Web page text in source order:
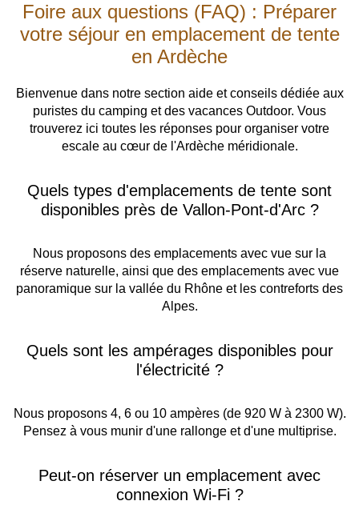
Foire aux questions (FAQ) : Préparer
votre séjour en emplacement de tente
en Ardèche
Bienvenue dans notre section aide et conseils dédiée aux
puristes du camping et des vacances Outdoor. Vous
trouverez ici toutes les réponses pour organiser votre
escale au cœur de l'Ardèche méridionale.
Quels types d'emplacements de tente sont
disponibles près de Vallon-Pont-d'Arc ?
Nous proposons des emplacements avec vue sur la
réserve naturelle, ainsi que des emplacements avec vue
panoramique sur la vallée du Rhône et les contreforts des
Alpes.
Quels sont les ampérages disponibles pour
l'électricité ?
Nous proposons 4, 6 ou 10 ampères (de 920 W à 2300 W).
Pensez à vous munir d'une rallonge et d'une multiprise.
Peut-on réserver un emplacement avec
connexion Wi-Fi ?